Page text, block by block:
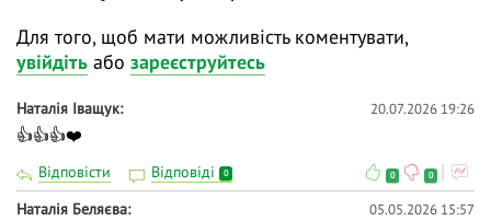
Для того, щоб мати можливість коментувати,
увійдіть або зареєструйтесь
Наталія Іващук 20.07.2026 19:26
👍👍👍❤️
Відповісти Відповіді 0 0 0
Наталія Беляєва 05.05.2026 15:57